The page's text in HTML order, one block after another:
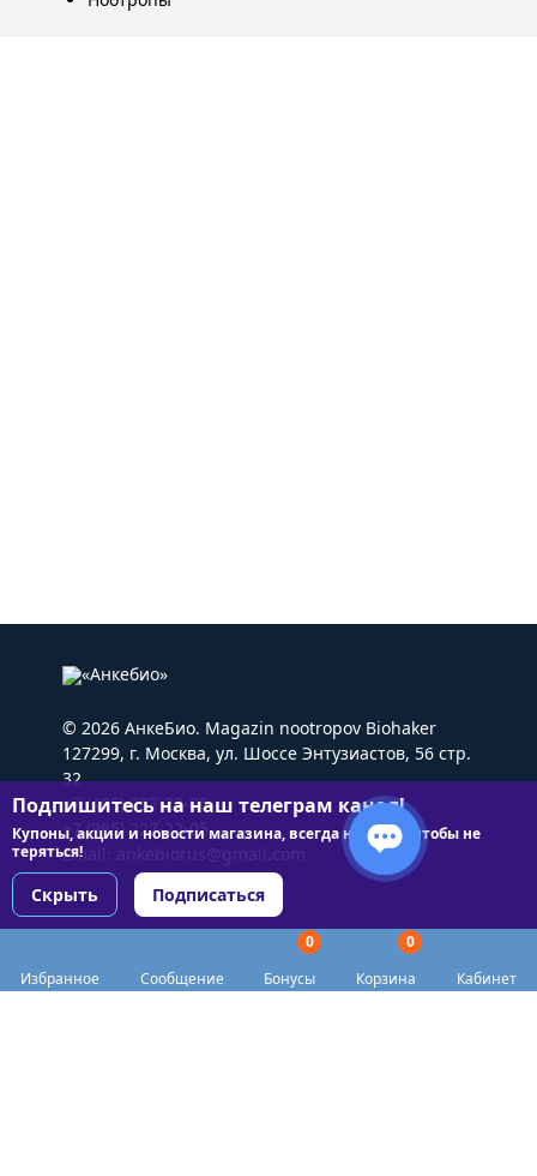
Избранное Сообщение
0
Бонусы
0
Корзина
Кабинет
© 2026 АнкеБио. Magazin nootropov Biohaker
127299, г. Москва, ул. Шоссе Энтузиастов, 56 стр.
32
+7 (495) 227-22-05
+7 (985) 227-22-05
Email: ankebiorus@gmail.com
Подпишитесь на наш телеграм канал!
Купоны, акции и новости магазина, всегда на связи чтобы не
теряться!
Скрыть Подписаться